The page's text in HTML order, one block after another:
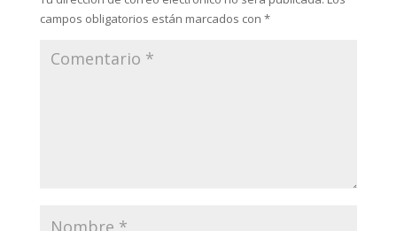
campos obligatorios están marcados con *